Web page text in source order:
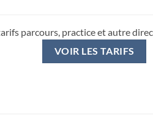
parcours, practice et autre
VOIR LES TARIFS